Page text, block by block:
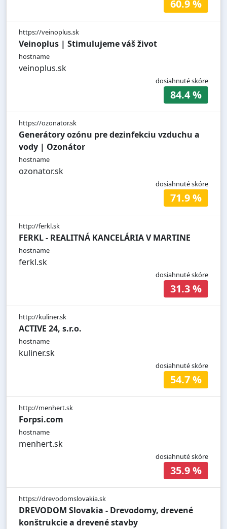
60.9 %
https://veinoplus.sk
Veinoplus | Stimulujeme váš život
hostname
veinoplus.sk
dosiahnuté skóre
84.4 %
https://ozonator.sk
Generátory ozónu pre dezinfekciu vzduchu a
vody | Ozonátor
hostname
ozonator.sk
dosiahnuté skóre
71.9 %
http://ferkl.sk
FERKL - REALITNÁ KANCELÁRIA V MARTINE
hostname
ferkl.sk
dosiahnuté skóre
31.3 %
http://kuliner.sk
ACTIVE 24, s.r.o.
hostname
kuliner.sk
dosiahnuté skóre
54.7 %
http://menhert.sk
Forpsi.com
hostname
menhert.sk
dosiahnuté skóre
35.9 %
https://drevodomslovakia.sk
DREVODOM Slovakia - Drevodomy, drevené
konštrukcie a drevené stavby